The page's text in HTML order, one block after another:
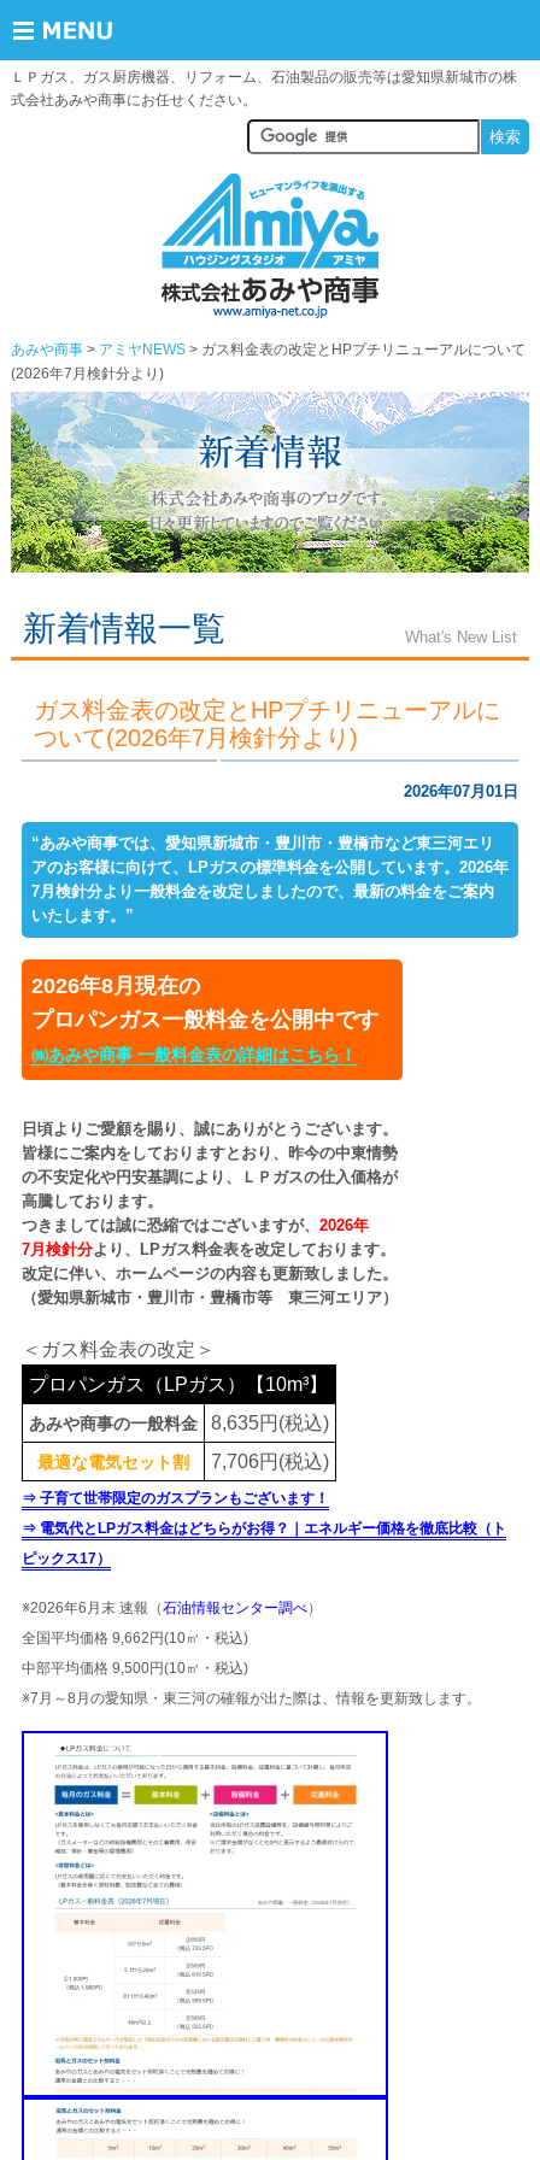
ＬＰガス、ガス厨房機器、リフォーム、石油製品の販売等は愛知県新城市の株
式会社あみや商事にお任せください。
あみや商事 アミヤNEWS> ガス料金表の改定とHPプチリニューアルについて
(2026年7月検針分より)
新着情報一覧 What's New List
ガス料金表の改定とHPプチリニューアルに
ついて(2026年7月検針分より)
2026年07月01日
“あみや商事では、愛知県新城市・豊川市・豊橋市など東三河エリ
アのお客様に向けて、LPガスの標準料金を公開しています。2026年
7月検針分より一般料金を改定しましたので、最新の料金をご案内
いたします。”
2026年8月現在の
プロパンガス一般料金を公開中です
㈱あみや商事 一般料金表の詳細はこちら！
日頃よりご愛顧を賜り、誠にありがとうございます。
皆様にご案内をしておりますとおり、昨今の中東情勢
の不安定化や円安基調により、ＬＰガスの仕入価格が
高騰しております。
つきましては誠に恐縮ではございますが、 2026年
7月検針分より、LPガス料金表を改定しております。
改定に伴い、ホームページの内容も更新致しました。
（愛知県新城市・豊川市・豊橋市等 東三河エリア）
＜ガス料金表の改定＞
プロパンガス（LPガス）【10m³】
あみや商事の一般料金 8,635円(税込)
最適な電気セット割 7,706円(税込)
⇒ 子育て世帯限定のガスプランもございます！
⇒ 電気代とLPガス料金はどちらがお得？｜エネルギー価格を徹底比較（ト
ピックス17）
※2026年6月末 速報（石油情報センター調べ）
全国平均価格 9,662円(10㎥・税込)
中部平均価格 9,500円(10㎥・税込)
※7月～8月の愛知県・東三河の確報が出た際は、情報を更新致します。